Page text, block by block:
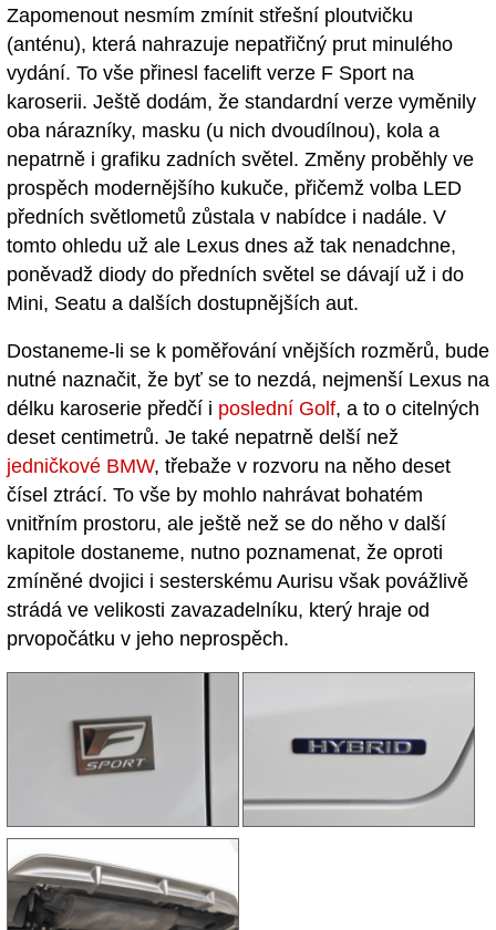
Zapomenout nesmím zmínit střešní ploutvičku
(anténu), která nahrazuje nepatřičný prut minulého
vydání. To vše přinesl facelift verze F Sport na
karoserii. Ještě dodám, že standardní verze vyměnily
oba nárazníky, masku (u nich dvoudílnou), kola a
nepatrně i grafiku zadních světel. Změny proběhly ve
prospěch modernějšího kukuče, přičemž volba LED
předních světlometů zůstala v nabídce i nadále. V
tomto ohledu už ale Lexus dnes až tak nenadchne,
poněvadž diody do předních světel se dávají už i do
Mini, Seatu a dalších dostupnějších aut.
Dostaneme-li se k poměřování vnějších rozměrů, bude
nutné naznačit, že byť se to nezdá, nejmenší Lexus na
délku karoserie předčí i poslední Golf, a to o citelných
deset centimetrů. Je také nepatrně delší než
jedničkové BMW, třebaže v rozvoru na něho deset
čísel ztrácí. To vše by mohlo nahrávat bohatém
vnitřním prostoru, ale ještě než se do něho v další
kapitole dostaneme, nutno poznamenat, že oproti
zmíněné dvojici i sesterskému Aurisu však povážlivě
strádá ve velikosti zavazadelníku, který hraje od
prvopočátku v jeho neprospěch.